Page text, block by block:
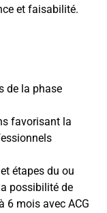
et faisabilité.
de la phase
favorisant la
étapes du ou
possibilité de
6 mois avec ACG